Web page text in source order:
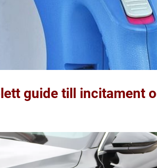
guide till incitament